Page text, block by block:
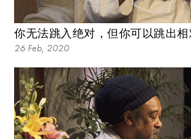
你无法跳入绝对，但你可以跳出
26 Feb, 2020